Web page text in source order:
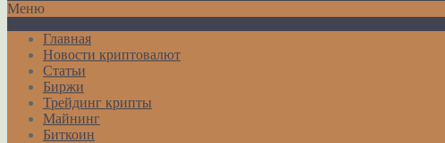
Меню
Главная
Новости криптовалют
Статьи
Биржи
Трейдинг крипты
Майнинг
Биткоин